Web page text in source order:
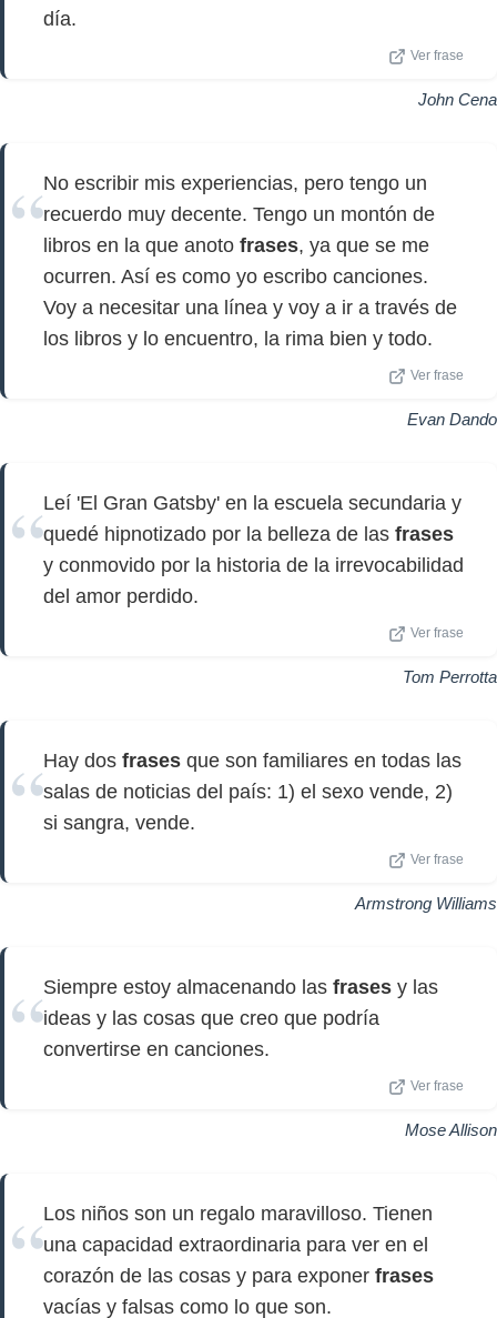
día.
Ver frase
John Cena
No escribir mis experiencias, pero tengo un
recuerdo muy decente. Tengo un montón de
libros en la que anoto frases, ya que se me
ocurren. Así es como yo escribo canciones.
Voy a necesitar una línea y voy a ir a través de
los libros y lo encuentro, la rima bien y todo.
Ver frase
Evan Dando
Leí 'El Gran Gatsby' en la escuela secundaria y
quedé hipnotizado por la belleza de las frases
y conmovido por la historia de la irrevocabilidad
del amor perdido.
Ver frase
Tom Perrotta
Hay dos frases que son familiares en todas las
salas de noticias del país: 1) el sexo vende, 2)
si sangra, vende.
Ver frase
Armstrong Williams
Siempre estoy almacenando las frases y las
ideas y las cosas que creo que podría
convertirse en canciones.
Ver frase
Mose Allison
Los niños son un regalo maravilloso. Tienen
una capacidad extraordinaria para ver en el
corazón de las cosas y para exponer frases
vacías y falsas como lo que son.